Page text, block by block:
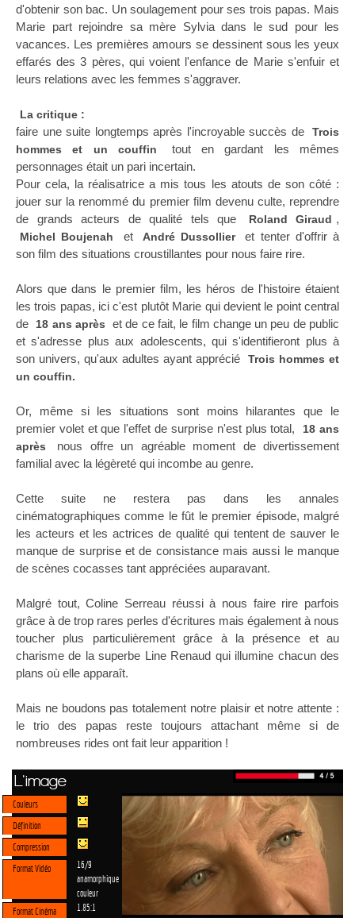
d'obtenir son bac. Un soulagement pour ses trois papas. Mais
Marie part rejoindre sa mère Sylvia dans le sud pour les
vacances. Les premières amours se dessinent sous les yeux
effarés des 3 pères, qui voient l'enfance de Marie s'enfuir et
leurs relations avec les femmes s'aggraver.
La critique :
faire une suite longtemps après l'incroyable succès de
Trois
hommes et un couffin
tout en gardant les mêmes
personnages était un pari incertain.
Pour cela, la réalisatrice a mis tous les atouts de son côté :
jouer sur la renommé du premier film devenu culte, reprendre
de grands acteurs de qualité tels que
Roland Giraud ,
Michel Boujenah et André Dussollier
et tenter d'offrir à
son film des situations croustillantes pour nous faire rire.
Alors que dans le premier film, les héros de l'histoire étaient
les trois papas, ici c'est plutôt Marie qui devient le point central
de
18 ans après
et de ce fait, le film change un peu de public
et s'adresse plus aux adolescents, qui s'identifieront plus à
son univers, qu'aux adultes ayant apprécié
Trois hommes et
un couffin.
Or, même si les situations sont moins hilarantes que le
premier volet et que l'effet de surprise n'est plus total,
18 ans
après
nous offre un agréable moment de divertissement
familial avec la légèreté qui incombe au genre.
Cette suite ne restera pas dans les annales
cinématographiques comme le fût le premier épisode, malgré
les acteurs et les actrices de qualité qui tentent de sauver le
manque de surprise et de consistance mais aussi le manque
de scènes cocasses tant appréciées auparavant.
Malgré tout, Coline Serreau réussi à nous faire rire parfois
grâce à de trop rares perles d'écritures mais également à nous
toucher plus particulièrement grâce à la présence et au
charisme de la superbe Line Renaud qui illumine chacun des
plans où elle apparaît.
Mais ne boudons pas totalement notre plaisir et notre attente :
le trio des papas reste toujours attachant même si de
nombreuses rides ont fait leur apparition !
L'image
Couleurs
Définition
Compression
Format Vidéo
16/9
anamorphique
couleur
Format Cinéma
1.85:1